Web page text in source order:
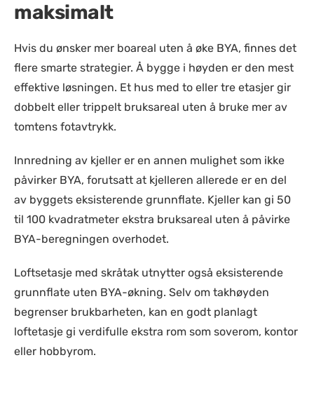
maksimalt
Hvis du ønsker mer boareal uten å øke BYA, finnes det
flere smarte strategier. Å bygge i høyden er den mest
effektive løsningen. Et hus med to eller tre etasjer gir
dobbelt eller trippelt bruksareal uten å bruke mer av
tomtens fotavtrykk.
Innredning av kjeller er en annen mulighet som ikke
påvirker BYA, forutsatt at kjelleren allerede er en del
av byggets eksisterende grunnflate. Kjeller kan gi 50
til 100 kvadratmeter ekstra bruksareal uten å påvirke
BYA-beregningen overhodet.
Loftsetasje med skråtak utnytter også eksisterende
grunnflate uten BYA-økning. Selv om takhøyden
begrenser brukbarheten, kan en godt planlagt
loftetasje gi verdifulle ekstra rom som soverom, kontor
eller hobbyrom.